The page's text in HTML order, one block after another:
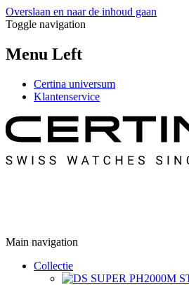
Overslaan en naar de inhoud gaan
Toggle navigation
Menu Left
Certina universum
Klantenservice
Main navigation
Collectie